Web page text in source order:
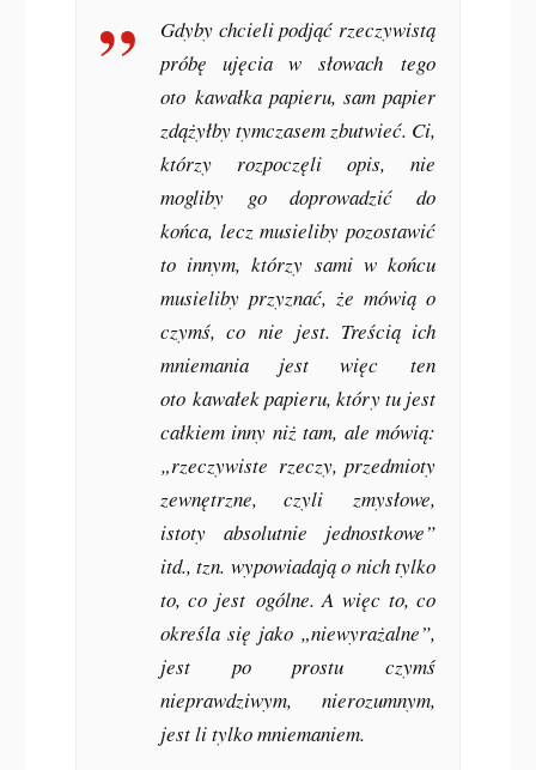
Gdyby chcieli podjąć rzeczywistą
próbę ujęcia w słowachtego
oto kawałka papieru, sam papier
zdążyłby tymczasem zbutwieć. Ci,
którzy rozpoczęli opis, nie
mogliby go doprowadzić do
końca, lecz musieliby pozostawić
to innym, którzy sami w końcu
musieliby przyznać, że mówią o
czymś, co nie jest. Treścią ich
mniemania jest więcten
oto kawałek papieru, który tu jest
całkiem inny niż tam, ale mówią:
„rzeczywiste rzeczy, przedmioty
zewnętrzne, czylizmysłowe,
istoty absolutnie jednostkowe”
itd., tzn. wypowiadają o nich tylko
to, co jest ogólne. A więc to, co
określa się jako „niewyrażalne”,
jest po prostu czymś
nieprawdziwym, nierozumnym,
jest li tylko mniemaniem.